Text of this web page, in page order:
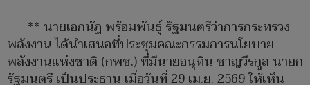
** นายเอกนัฏ พร้อมพันธุ์ รัฐมนตรีว่าการกระทรวง
พลังงาน ได้นำเสนอที่ประชุมคณะกรรมการนโยบาย
พลังงานแห่งชาติ (กพช.) ที่มีนายอนุทิน ชาญวีรกูล นายก
รัฐมนตรี เป็นประธาน เมื่อวันที่ 29 เม.ย. 2569 ให้เห็น